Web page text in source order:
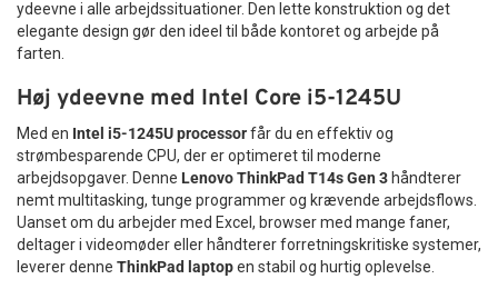
Uanset om du har brug for et USB-stick til daglig backup,
filoverførsel mellem computere eller sikker opbevaring af
vigtige dokumenter, leverer dette Kingston flashdrev den
Tekniske specifikationer
Kapacitet:64GB
Interface:USB 3.2 Gen 1
Kompatibilitet:USB 2.0
Mål: 67,4 mm × 21,8 mm × 11,6 mm
Vægt:10 gram
Operativsystemer:Windows®, macOS®, Linux®
Browsing, e-mails og almindelig computerbrug
Det kompakte format gør sættet velegnet til
arbejdsstationer med begrænset plads. Det er samtidig
arbejdspladser.
Engelsk US-layout – ikke nordisk
Det er vigtigt at være opmærksom på, at dette Logitech
MK220-tastatur leveres medengelsk US-layout. Det
betyder, at tastaturets trykte bogstaver, symboler og
specialtegn følger den amerikanske standard.
Layoutet indeholder ikke separate taster til de danske
pålidelighed. Den er særligt velegnet til:
Hjemmekontor og fleksibelt arbejde
Rejse og mobil brug
Med sin kombination af mobilitet, holdbarhed og ydeevne er
dennetrådløse Lenovo musen investering i bedre
arbejdsflow og komfort.
Fordele ved Lenovo ThinkPad Essential
Wireless Mouse
ydeevne i alle arbejdssituationer. Den lette konstruktion og det
elegante design gør den ideel til både kontoret og arbejde på
farten.
Høj ydeevne med Intel Core i5-1245U
Med en Intel i5-1245U processorfår du en effektiv og
strømbesparende CPU, der er optimeret til moderne
arbejdsopgaver. Denne Lenovo ThinkPad T14s Gen 3 håndterer
nemt multitasking, tunge programmer og krævende arbejdsflows.
Uanset om du arbejder med Excel, browser med mange faner,
deltager i videomøder eller håndterer forretningskritiske systemer,
leverer denne ThinkPad laptopen stabil og hurtig oplevelse.